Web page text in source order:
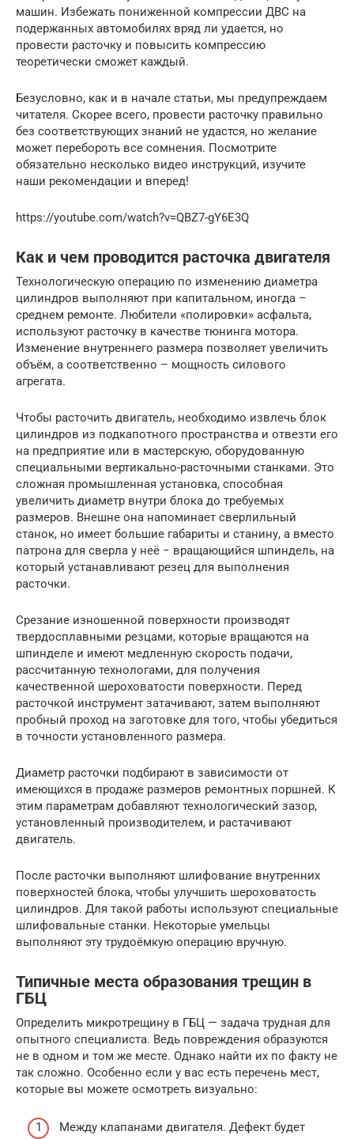
машин. Избежать пониженной компрессии ДВС на
подержанных автомобилях вряд ли удается, но
провести расточку и повысить компрессию
теоретически сможет каждый.
Безусловно, как и в начале статьи, мы предупреждаем
читателя. Скорее всего, провести расточку правильно
без соответствующих знаний не удастся, но желание
может перебороть все сомнения. Посмотрите
обязательно несколько видео инструкций, изучите
наши рекомендации и вперед!
https://youtube.com/watch?v=QBZ7-gY6E3Q
Как и чем проводится расточка двигателя
Технологическую операцию по изменению диаметра
цилиндров выполняют при капитальном, иногда –
среднем ремонте. Любители «полировки» асфальта,
используют расточку в качестве тюнинга мотора.
Изменение внутреннего размера позволяет увеличить
объём, а соответственно – мощность силового
агрегата.
Чтобы расточить двигатель, необходимо извлечь блок
цилиндров из подкапотного пространства и отвезти его
на предприятие или в мастерскую, оборудованную
специальными вертикально-расточными станками. Это
сложная промышленная установка, способная
увеличить диаметр внутри блока до требуемых
размеров. Внешне она напоминает сверлильный
станок, но имеет большие габариты и станину, а вместо
патрона для сверла у неё − вращающийся шпиндель, на
который устанавливают резец для выполнения
расточки.
Срезание изношенной поверхности производят
твердосплавными резцами, которые вращаются на
шпинделе и имеют медленную скорость подачи,
рассчитанную технологами, для получения
качественной шероховатости поверхности. Перед
расточкой инструмент затачивают, затем выполняют
пробный проход на заготовке для того, чтобы убедиться
в точности установленного размера.
Диаметр расточки подбирают в зависимости от
имеющихся в продаже размеров ремонтных поршней. К
этим параметрам добавляют технологический зазор,
установленный производителем, и растачивают
двигатель.
После расточки выполняют шлифование внутренних
поверхностей блока, чтобы улучшить шероховатость
цилиндров. Для такой работы используют специальные
шлифовальные станки. Некоторые умельцы
выполняют эту трудоёмкую операцию вручную.
Типичные места образования трещин в
ГБЦ
Определить микротрещину в ГБЦ — задача трудная для
опытного специалиста. Ведь повреждения образуются
не в одном и том же месте. Однако найти их по факту не
так сложно. Особенно если у вас есть перечень мест,
которые вы можете осмотреть визуально:
Между клапанами двигателя. Дефект будет